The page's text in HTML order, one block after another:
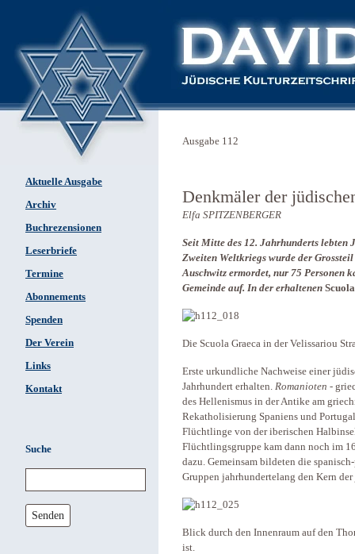
Aktuelle Ausgabe
Archiv
Buchrezensionen
Leserbriefe
Termine
Abonnements
Spenden
Der Verein
Links
Kontakt
Suche
Senden
Ausgabe 112
Denkmäler der
Elfa SPITZENBERGER
Seit Mitte des 12. Jahrhunderts lebten
Zweiten Weltkriegs wurde der
Auschwitz ermordet, nur 75 Personen
Gemeinde auf. In der erhaltenen
Die Scuola Graeca in der Velissariou
Erste urkundliche Nachweise einer
Jahrhundert erhalten. Romanioten -
des Hellenismus in der Antike am
Rekatholisierung Spaniens und
Flüchtlinge von der iberischen
Flüchtlingsgruppe kam dann noch im
dazu. Gemeinsam bildeten die
Gruppen jahrhundertelang den Kern
Blick durch den Innenraum auf den
ist.